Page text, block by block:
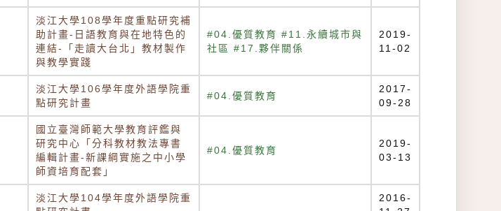
淡江大學108學年度重點研究補
助計畫-日語教育與在地特色的
連結-「走讀大台北」教材製作
與教學實踐
#04.優質教育 #11.永續城市與
社區 #17.夥伴關係
2019-
11-02
淡江大學106學年度外語學院重
點研究計畫
#04.優質教育
2017-
09-28
國立臺灣師範大學教育評鑑與
研究中心「分科教材教法專書
編輯計畫-新課綱實施之中小學
師資培育配套」
#04.優質教育
2019-
03-13
淡江大學104學年度外語學院重
2016-